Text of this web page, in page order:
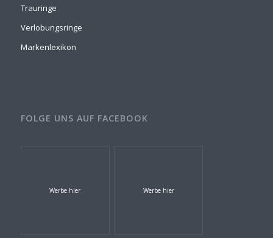
Trauringe
Verlobungsringe
Markenlexikon
FOLGE UNS AUF FACEBOOK
Werbe hier Werbe hier